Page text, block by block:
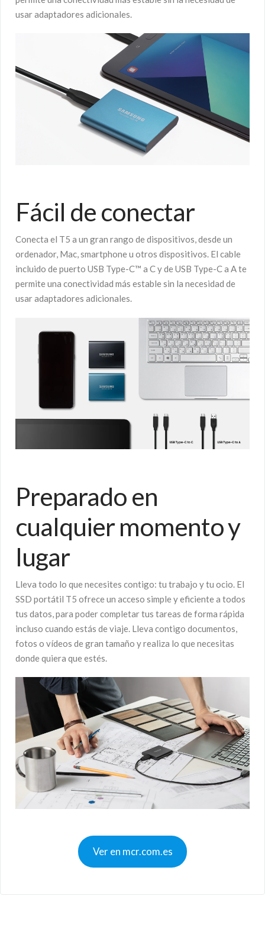
usar adaptadores adicionales.
Fácil de conectar
Conecta el T5 a un gran rango de dispositivos, desde un
ordenador, Mac, smartphone u otros dispositivos. El cable
incluido de puerto USB Type-C™ a C y de USB Type-C a A te
permite una conectividad más estable sin la necesidad de
usar adaptadores adicionales.
Preparado en
cualquier momento y
lugar
Lleva todo lo que necesites contigo: tu trabajo y tu ocio. El
SSD portátil T5 ofrece un acceso simple y eficiente a todos
tus datos, para poder completar tus tareas de forma rápida
incluso cuando estás de viaje. Lleva contigo documentos,
fotos o vídeos de gran tamaño y realiza lo que necesitas
donde quiera que estés.
Ver en mcr.com.es